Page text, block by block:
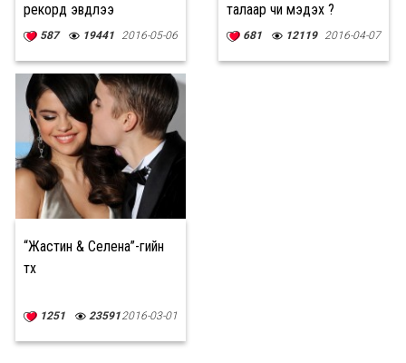
рекорд эвдлээ
587 19441 2016-05-06
талаар чи мэдэх үү?
681 12119 2016-04-07
“Жастин & Селена”-гийн
түүх
1251 235912016-03-01